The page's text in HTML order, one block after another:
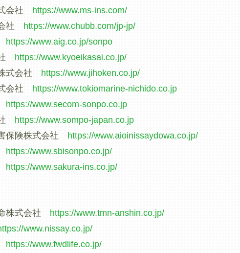
会社 https://www.ms-ins.com/
社
https://www.chubb.com/jp-jp/
https://www.aig.co.jp/sonpo
https://www.kyoeikasai.co.jp/
式会社
https://www.jihoken.co.jp/
会社 https://www.tokiomarine-nichido.co.jp
https://www.secom-sonpo.co.jp
https://www.sompo-japan.co.jp
保険株式会社
https://www.aioinissaydowa.co.jp/
https://www.sbisonpo.co.jp/
https://www.sakura-ins.co.jp/
株式会社 https://www.tmn-anshin.co.jp/
www.nissay.co.jp/
https://www.fwdlife.co.jp/